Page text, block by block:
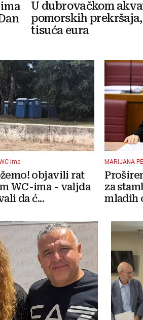
U dubrovačkom
pomorskih prekršaja,
tisuća eura
ima
objavili rat
WC-ima - valjda
da ć...
MARIJANA
za
mladih